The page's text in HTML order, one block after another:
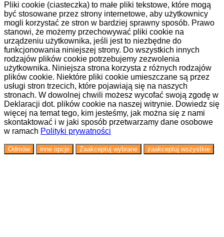
Pliki cookie (ciasteczka) to małe pliki tekstowe, które mogą
być stosowane przez strony internetowe, aby użytkownicy
mogli korzystać ze stron w bardziej sprawny sposób. Prawo
stanowi, że możemy przechowywać pliki cookie na
urządzeniu użytkownika, jeśli jest to niezbędne do
funkcjonowania niniejszej strony. Do wszystkich innych
rodzajów plików cookie potrzebujemy zezwolenia
użytkownika. Niniejsza strona korzysta z różnych rodzajów
plików cookie. Niektóre pliki cookie umieszczane są przez
usługi stron trzecich, które pojawiają się na naszych
stronach. W dowolnej chwili możesz wycofać swoją zgodę w
Deklaracji dot. plików cookie na naszej witrynie. Dowiedz się
więcej na temat tego, kim jesteśmy, jak można się z nami
skontaktować i w jaki sposób przetwarzamy dane osobowe
w ramach Polityki prywatności
Odmów inne opcje Zaakceptuj wybrane zaakceptuj wszystkie